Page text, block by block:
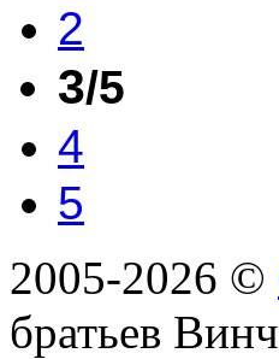
2
3/5
4
5
2005-2026 ©
братьев